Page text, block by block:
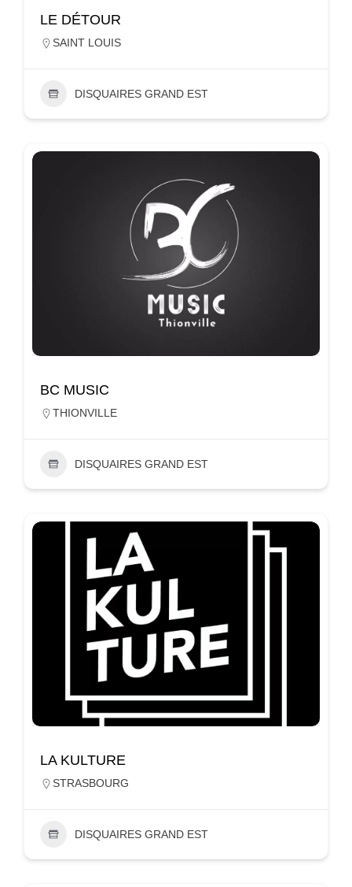
LE DÉTOUR
SAINT LOUIS
DISQUAIRES GRAND EST
BC MUSIC
THIONVILLE
DISQUAIRES GRAND EST
LA KULTURE
STRASBOURG
DISQUAIRES GRAND EST